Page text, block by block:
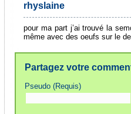
rhyslaine
pour ma part j’ai trouvé la
même avec des oeufs sur le
Partagez votre
Pseudo (Requis)